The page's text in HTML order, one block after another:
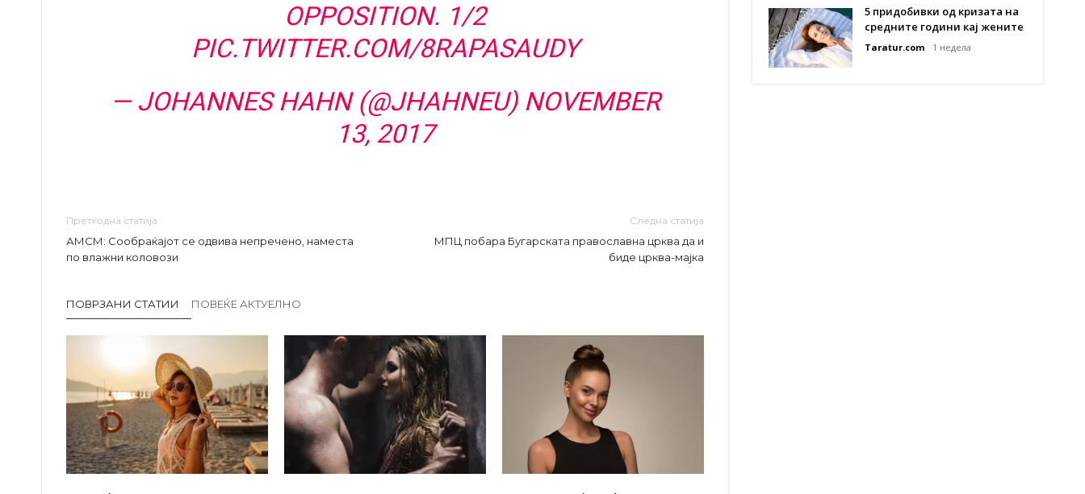
OPPOSITION. 1/2
PIC.TWITTER.COM/8RAPASAUDY
— JOHANNES HAHN (@JHAHNEU) NOVEMBER
13, 2017
Претходна статија
АМСМ: Сообраќајот се одвива непречено, наместа
по влажни коловози
Следна статија
МПЦ побара Бугарската православна црква да и
биде црква-мајка
ПОВРЗАНИ СТАТИИ ПОВЕЌЕ АКТУЕЛНО
5 придобивки од кризата на
средните години кај жените
Taratur.com 1 недела